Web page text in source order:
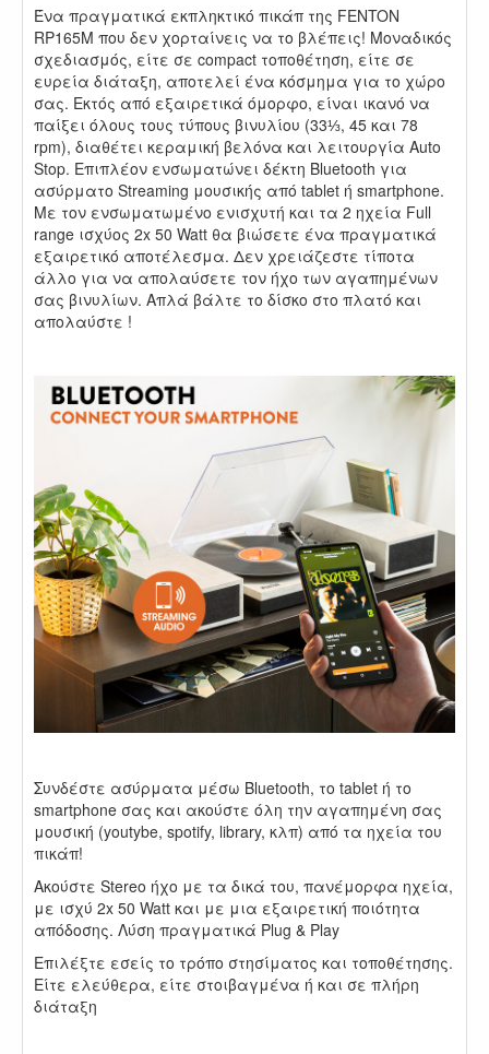
Ένα πραγματικά εκπληκτικό πικάπ της FENTON
RP165M που δεν χορταίνεις να το βλέπεις! Μοναδικός
σχεδιασμός, είτε σε compact τοποθέτηση, είτε σε
ευρεία διάταξη, αποτελεί ένα κόσμημα για το χώρο
σας. Εκτός από εξαιρετικά όμορφο, είναι ικανό να
παίξει όλους τους τύπους βινυλίου (33⅓, 45 και 78
rpm), διαθέτει κεραμική βελόνα και λειτουργία Auto
Stop. Επιπλέον ενσωματώνει δέκτη Bluetooth για
ασύρματο Streaming μουσικής από tablet ή smartphone.
Με τον ενσωματωμένο ενισχυτή και τα 2 ηχεία Full
range ισχύος 2x 50 Watt θα βιώσετε ένα πραγματικά
εξαιρετικό αποτέλεσμα. Δεν χρειάζεστε τίποτα
άλλο για να απολαύσετε τον ήχο των αγαπημένων
σας βινυλίων. Απλά βάλτε το δίσκο στο πλατό και
απολαύστε !
Συνδέστε ασύρματα μέσω Bluetooth, το tablet ή το
smartphone σας και ακούστε όλη την αγαπημένη σας
μουσική (youtybe, spotify, library, κλπ) από τα ηχεία του
πικάπ!
Ακούστε Stereo ήχο με τα δικά του, πανέμορφα ηχεία,
με ισχύ 2x 50 Watt και με μια εξαιρετική ποιότητα
απόδοσης. Λύση πραγματικά Plug & Play
Επιλέξτε εσείς το τρόπο στησίματος και τοποθέτησης.
Είτε ελεύθερα, είτε στοιβαγμένα ή και σε πλήρη
διάταξη